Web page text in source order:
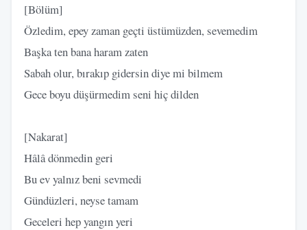
[Bölüm]
Özledim, epey zaman geçti üstümüzden, sevemedim
Başka ten bana haram zaten
Sabah olur, bırakıp gidersin diye mi bilmem
Gece boyu düşürmedim seni hiç dilden
[Nakarat]
Hâlâ dönmedin geri
Bu ev yalnız beni sevmedi
Gündüzleri, neyse tamam
Geceleri hep yangın yeri